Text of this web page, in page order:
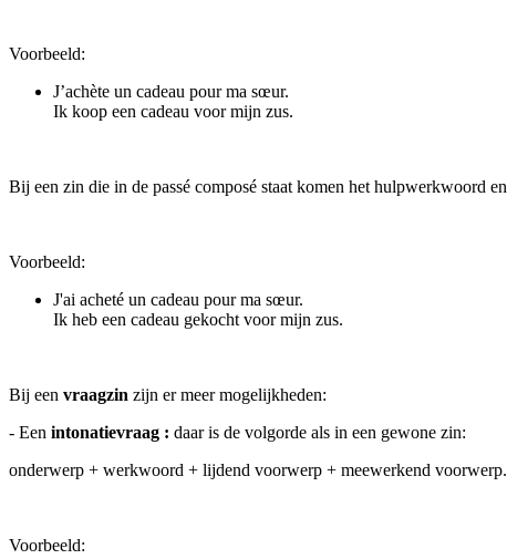
Voorbeeld:
J’achète un cadeau pour ma sœur.
Ik koop een cadeau voor mijn zus.
Bij een zin die in de passé composé staat komen het hulpwerkwoord
Voorbeeld:
J'ai acheté un cadeau pour ma sœur.
Ik heb een cadeau gekocht voor mijn zus.
Bij een vraagzin zijn er meer mogelijkheden:
- Een intonatievraag : daar is de volgorde als in een gewone zin:
onderwerp + werkwoord + lijdend voorwerp + meewerkend voorwerp.
Voorbeeld: